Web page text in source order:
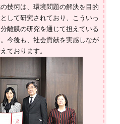
技術は、環境問題の解決を目的
して研究されており、こういっ
離膜の研究を通じて担えている
今後も、社会貢献を実感しなが
ております。